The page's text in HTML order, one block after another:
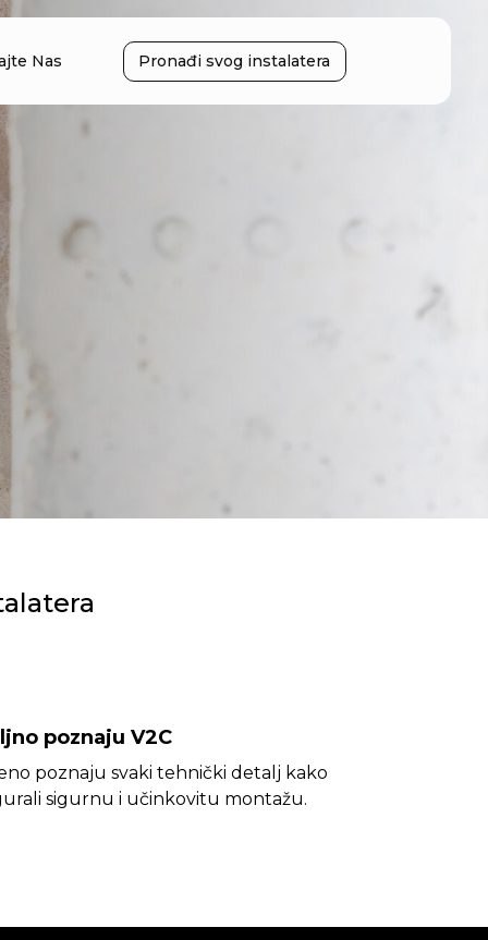
Nas Pronađi svog instalatera
poznaju V2C
poznaju svaki tehnički detalj kako
sigurnu i učinkovitu montažu.